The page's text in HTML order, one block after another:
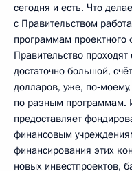
сегодня и есть. Что
с Правительством
программам проектного
Правительство
достаточно большой,
долларов, уже,
по разным программам.
предоставляет
финансовым
финансирования этих
новых инвестпроектов,